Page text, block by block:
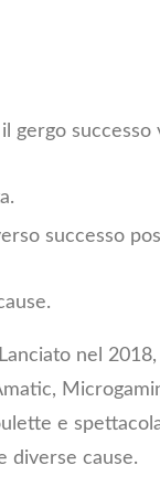
gergo successo
successo
nel
e
diverse cause.